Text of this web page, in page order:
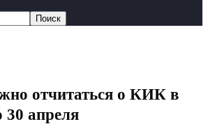
отчитаться о КИК в
30 апреля